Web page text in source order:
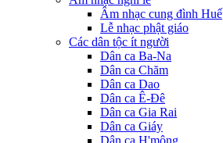
Âm nhạc cung đình Huế
Lễ nhạc phật giáo
Các dân tộc ít người
Dân ca Ba-Na
Dân ca Chăm
Dân ca Dao
Dân ca Ê-Đê
Dân ca Gia Rai
Dân ca Giáy
Dân ca H'mông